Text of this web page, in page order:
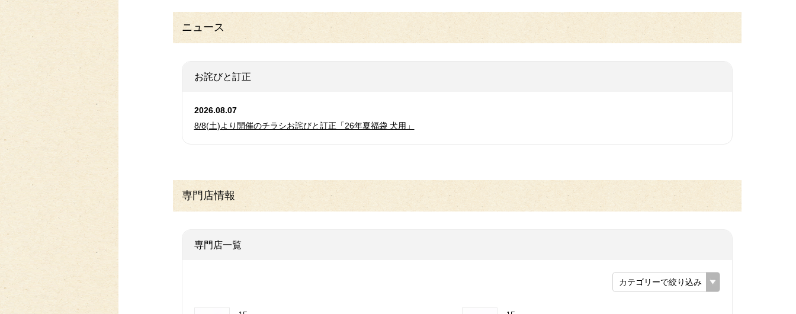
ニュース
お詫びと訂正
2026.08.07
8/8(土)より開催のチラシお詫びと訂正「26年夏福袋 犬用」
専門店情報
専門店一覧
カテゴリーで絞り込み